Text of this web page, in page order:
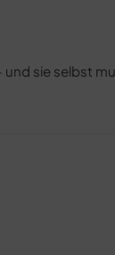
sie selbst